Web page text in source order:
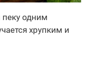
одним
хрупким и